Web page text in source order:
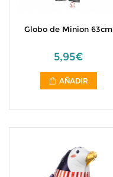
Globo de Minion 63cm
5,95€
AÑADIR